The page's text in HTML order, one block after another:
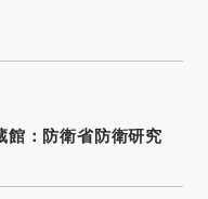
：防衛省防衛研究